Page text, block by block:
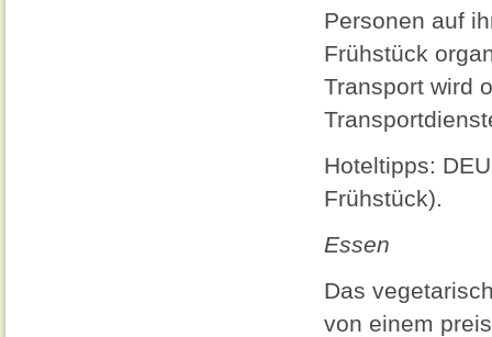
Personen auf
Frühstück
Transport wird
Hoteltipps:
Frühstück).
Essen
Das
von einem